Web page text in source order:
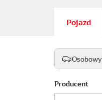
Pojazd
Osobowy
Producent